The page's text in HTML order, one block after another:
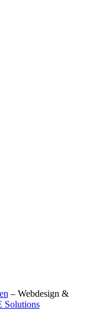
– Webdesign &
Solutions